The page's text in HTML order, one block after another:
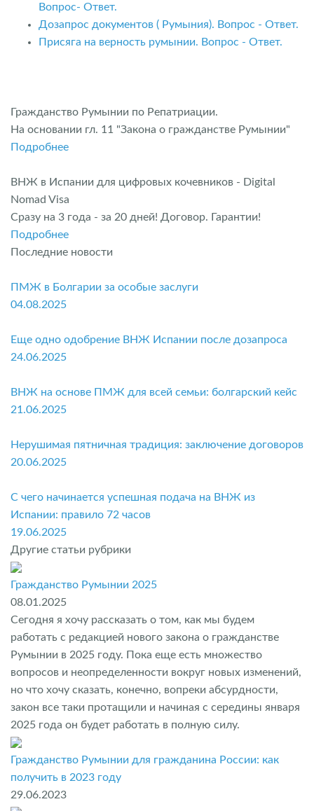
Вопрос- Ответ.
Дозапрос документов ( Румыния). Вопрос - Ответ.
Присяга на верность румынии. Вопрос - Ответ.
Гражданство Румынии по Репатриации.
На основании гл. 11 "Закона о гражданстве Румынии"
Подробнее
ВНЖ в Испании для цифровых кочевников - Digital
Nomad Visa
Сразу на 3 года - за 20 дней! Договор. Гарантии!
Подробнее
Последние новости
ПМЖ в Болгарии за особые заслуги
04.08.2025
Еще одно одобрение ВНЖ Испании после дозапроса
24.06.2025
ВНЖ на основе ПМЖ для всей семьи: болгарский кейс
21.06.2025
Нерушимая пятничная традиция: заключение договоров
20.06.2025
С чего начинается успешная подача на ВНЖ из
Испании: правило 72 часов
19.06.2025
Другие статьи рубрики
Гражданство Румынии 2025
08.01.2025
Сегодня я хочу рассказать о том, как мы будем
работать с редакцией нового закона о гражданстве
Румынии в 2025 году. Пока еще есть множество
вопросов и неопределенности вокруг новых изменений,
но что хочу сказать, конечно, вопреки абсурдности,
закон все таки протащили и начиная с середины января
2025 года он будет работать в полную силу.
Гражданство Румынии для гражданина России: как
получить в 2023 году
29.06.2023